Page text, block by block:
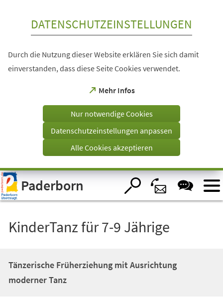
Visuelle
Assistenzsoftware
öffnen.
DATENSCHUTZEINSTELLUNGEN
Durch die Nutzung dieser Website erklären Sie sich damit
einverstanden, dass diese Seite Cookies verwendet.
Mehr Infos
(Öffnet
einem
Tab)
Nur notwendige Cookies
Datenschutzeinstellungen anpassen
Alle Cookies akzeptieren
Paderborn
KinderTanz für 7-9 Jährige
Tänzerische Früherziehung mit Ausrichtung
moderner Tanz